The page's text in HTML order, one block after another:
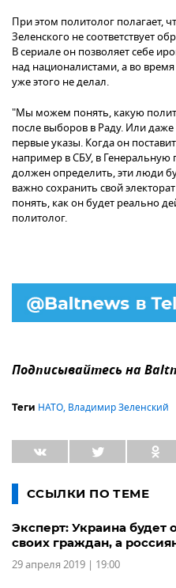
При этом политолог полагает,
Зеленского не соответствует
В сериале он позволяет себе
над националистами, а во
уже этого не делал.
"Мы можем понять, какую
после выборов в Раду. Или
первые указы. Когда он
например в СБУ, в
должен определить, эти люди
важно сохранить свой
понять, как он будет реально
политолог.
Подписывайтесь на
Теги НАТО, Владимир Зеленский
ССЫЛКИ ПО ТЕМЕ
Эксперт: Украина будет
своих граждан, а
29 апреля 2019 | 19:00